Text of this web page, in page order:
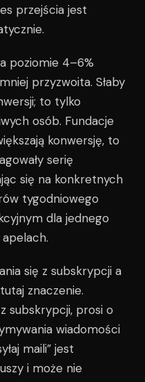
przejścia jest
poziomie 4–6%
przyzwoita. Słaby
to tylko
osób. Fundacje
konwersję, to
serię
się na konkretnych
tygodniowego
dla jednego
się z subskrypcji a
znaczenie.
subskrypcji, prosi o
wiadomości
maili” jest
i może nie